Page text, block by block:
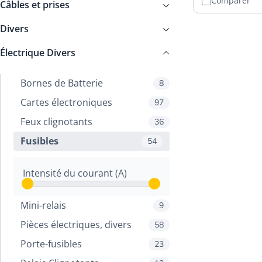
Câbles et prises
Divers
Électrique Divers
Bornes de Batterie 8
Cartes électroniques 97
Feux clignotants 36
Fusibles 54
Intensité du courant (A)
Mini-relais 9
Pièces électriques, divers 58
Porte-fusibles 23